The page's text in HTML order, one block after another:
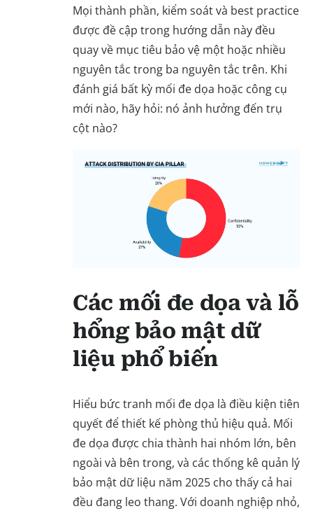
Mọi thành phần, kiểm soát và best practice
được đề cập trong hướng dẫn này đều
quay về mục tiêu bảo vệ một hoặc nhiều
nguyên tắc trong ba nguyên tắc trên. Khi
đánh giá bất kỳ mối đe dọa hoặc công cụ
mới nào, hãy hỏi: nó ảnh hưởng đến trụ
cột nào?
Các mối đe dọa và lỗ
hổng bảo mật dữ
liệu phổ biến
Hiểu bức tranh mối đe dọa là điều kiện tiên
quyết để thiết kế phòng thủ hiệu quả. Mối
đe dọa được chia thành hai nhóm lớn, bên
ngoài và bên trong, và các thống kê quản lý
bảo mật dữ liệu năm 2025 cho thấy cả hai
đều đang leo thang. Với doanh nghiệp nhỏ,